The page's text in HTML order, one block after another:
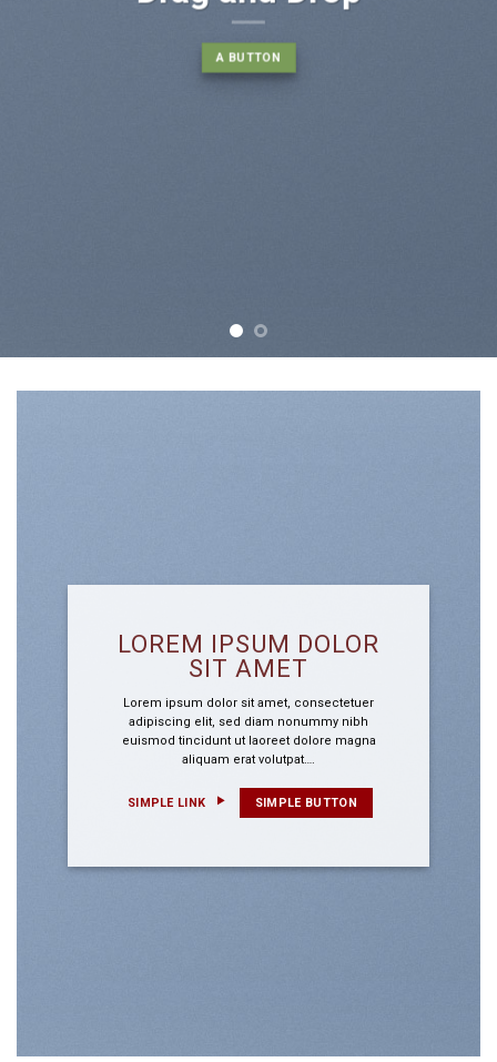
dolore magna aliquam erat
volutpat….
LOREM IPSUM DOLOR
SIT AMET
Lorem ipsum dolor sit amet, consectetuer
adipiscing elit, sed diam nonummy nibh
euismod tincidunt ut laoreet dolore magna
aliquam erat volutpat….
SIMPLE LINK SIMPLE BUTTON